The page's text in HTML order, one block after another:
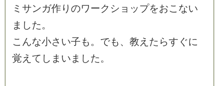
ミ サンガ作り のワーク シ ョ ップをおこ ない
ま した。
こ んな小さ い子も 。 でも 、 教え た らす ぐに
覚え て し ま い ま した。